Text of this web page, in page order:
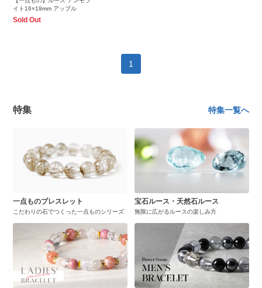
イト16×19mm アップル
Sold Out
1
特集 特集一覧へ
一点ものブレスレット
こだわりの石でつくった一点ものシリーズ
宝石ルース・天然石ルース
無限に広がるルースの楽しみ方